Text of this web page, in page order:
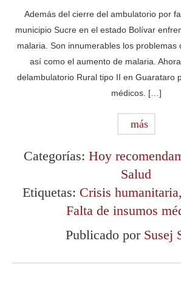
Además del cierre del ambulatorio por
municipio Sucre en el estado Bolívar
malaria. Son innumerables los problemas
así como el aumento de malaria.
delambulatorio Rural tipo II en Guarataro
médicos. […]
más
Categorías: Hoy
Salud
Etiquetas: Crisis humanitaria,
Falta de insumos
Publicado por Susej